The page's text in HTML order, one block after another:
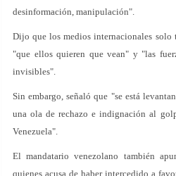
desinformación, manipulación".
Dijo que los medios internacionales solo
"que ellos quieren que vean" y "las
invisibles".
Sin embargo, señaló que "se está
una ola de rechazo e indignación al
Venezuela".
El mandatario venezolano también
quienes acusa de haber intercedido a